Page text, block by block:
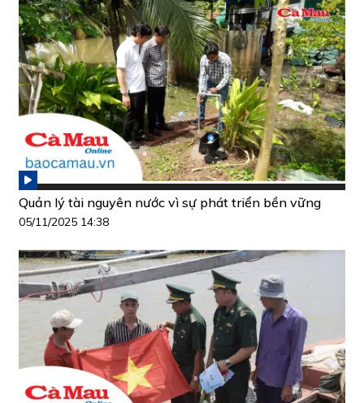
Quản lý tài nguyên nước vì sự phát triển bền vững
05/11/2025 14:38